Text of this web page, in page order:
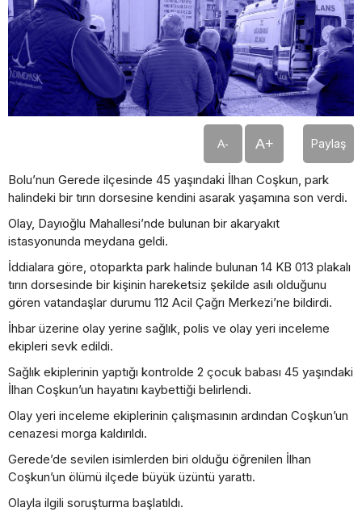
A- A+ Paylaş
Bolu’nun Gerede ilçesinde 45 yaşındaki İlhan Coşkun, park
halindeki bir tırın dorsesine kendini asarak yaşamına son verdi.
Olay, Dayıoğlu Mahallesi’nde bulunan bir akaryakıt
istasyonunda meydana geldi.
İddialara göre, otoparkta park halinde bulunan 14 KB 013 plakalı
tırın dorsesinde bir kişinin hareketsiz şekilde asılı olduğunu
gören vatandaşlar durumu 112 Acil Çağrı Merkezi’ne bildirdi.
İhbar üzerine olay yerine sağlık, polis ve olay yeri inceleme
ekipleri sevk edildi.
Sağlık ekiplerinin yaptığı kontrolde 2 çocuk babası 45 yaşındaki
İlhan Coşkun’un hayatını kaybettiği belirlendi.
Olay yeri inceleme ekiplerinin çalışmasının ardından Coşkun’un
cenazesi morga kaldırıldı.
Gerede’de sevilen isimlerden biri olduğu öğrenilen İlhan
Coşkun’un ölümü ilçede büyük üzüntü yarattı.
Olayla ilgili soruşturma başlatıldı.